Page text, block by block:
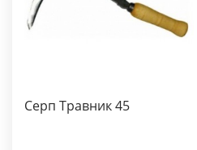
Серп Травник 45